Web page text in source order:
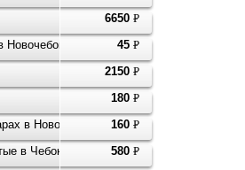
6650 PУБ.
45 PУБ.
2150 PУБ.
180 PУБ.
в Новочебоксарске
160 PУБ.
в Чебоксарах в Новочебоксарске
580 PУБ.